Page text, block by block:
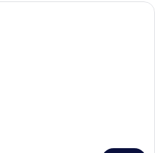
Økonomistudio | Eget kjøkken |